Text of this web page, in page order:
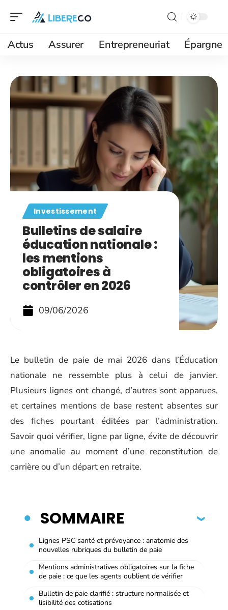
Actus Assurer Entrepreneuriat Épargne
Investissement
Bulletins de salaire
éducation nationale :
les mentions
obligatoires à
contrôler en 2026
09/06/2026
Le bulletin de paie de mai 2026 dans l’Éducation
nationale ne ressemble plus à celui de janvier.
Plusieurs lignes ont changé, d’autres sont apparues,
et certaines mentions de base restent absentes sur
des fiches pourtant éditées par l’administration.
Savoir quoi vérifier, ligne par ligne, évite de découvrir
une anomalie au moment d’une reconstitution de
carrière ou d’un départ en retraite.
SOMMAIRE
Lignes PSC santé et prévoyance : anatomie des
nouvelles rubriques du bulletin de paie
Mentions administratives obligatoires sur la fiche
de paie : ce que les agents oublient de vérifier
Bulletin de paie clarifié : structure normalisée et
lisibilité des cotisations